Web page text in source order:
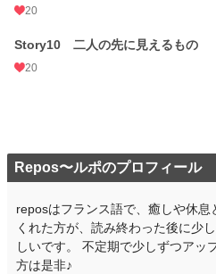
20
Story10 二人の先に見えるもの
20
Repos〜ルポのプロフィール
reposはフランス語で、癒しや休
くれた方が、読み終わった後に少
しいです。 不定期で少しずつアッ
方は是非♪